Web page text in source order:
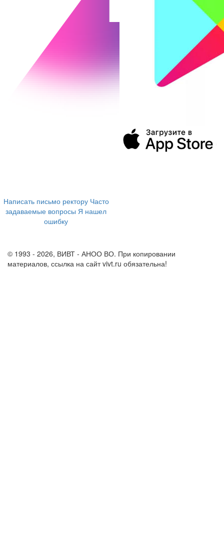
Написать письмо ректору Часто
задаваемые вопросы Я нашел
ошибку
© 1993 - 2026, ВИВТ - АНОО ВО. При копировании
материалов, ссылка на сайт vivt.ru обязательна!